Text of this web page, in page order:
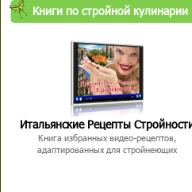
Книги по стройной кулинарии
Итальянские Рецепты
Книга избранных видео-рецептов,
адаптированных для стройнеющих